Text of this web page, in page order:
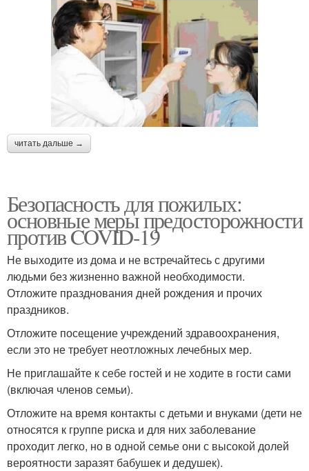
читать дальше →
Безопасность для пожилых:
основные меры предосторожности
против COVID-19
Не выходите из дома и не встречайтесь с другими
людьми без жизненно важной необходимости.
Отложите празднования дней рождения и прочих
праздников.
Отложите посещение учреждений здравоохранения,
если это не требует неотложных лечебных мер.
Не приглашайте к себе гостей и не ходите в гости сами
(включая членов семьи).
Отложите на время контакты с детьми и внуками (дети не
относятся к группе риска и для них заболевание
проходит легко, но в одной семье они с высокой долей
вероятности заразят бабушек и дедушек).